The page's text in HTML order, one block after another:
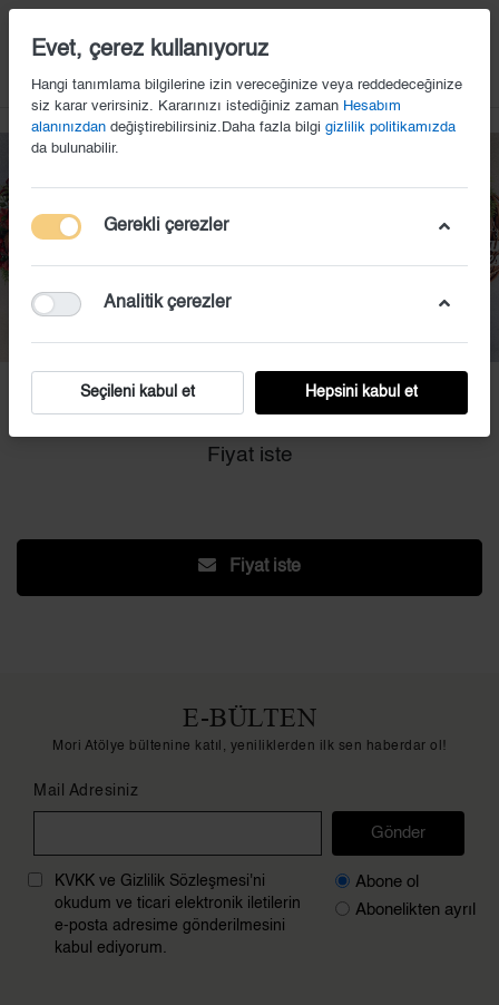
EKS (48)
Fiyat iste
Fiyat iste
E-BÜLTEN
Mori Atölye bültenine katıl, yeniliklerden ilk sen haberdar ol!
Mail Adresiniz
Gönder
KVKK ve Gizlilik Sözleşmesi'ni
okudum ve ticari elektronik iletilerin
e-posta adresime gönderilmesini
kabul ediyorum.
Abone ol
Abonelikten ayrıl
Evet, çerez kullanıyoruz
Hangi tanımlama bilgilerine izin vereceğinize veya reddedeceğinize
siz karar verirsiniz. Kararınızı istediğiniz zaman Hesabım
alanınızdan değiştirebilirsiniz.Daha fazla bilgi gizlilik politikamızda
da bulunabilir.
Gerekli çerezler
Analitik çerezler
Seçileni kabul et Hepsini kabul et